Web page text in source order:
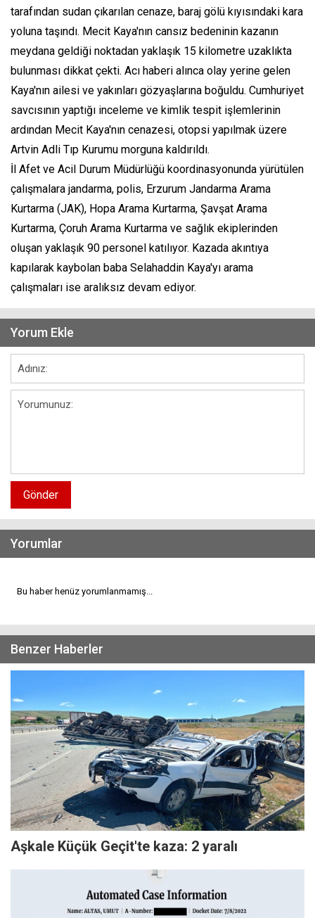
tarafından sudan çıkarılan cenaze, baraj gölü kıyısındaki kara
yoluna taşındı. Mecit Kaya'nın cansız bedeninin kazanın
meydana geldiği noktadan yaklaşık 15 kilometre uzaklıkta
bulunması dikkat çekti. Acı haberi alınca olay yerine gelen
Kaya'nın ailesi ve yakınları gözyaşlarına boğuldu. Cumhuriyet
savcısının yaptığı inceleme ve kimlik tespit işlemlerinin
ardından Mecit Kaya'nın cenazesi, otopsi yapılmak üzere
Artvin Adli Tıp Kurumu morguna kaldırıldı.
İl Afet ve Acil Durum Müdürlüğü koordinasyonunda yürütülen
çalışmalara jandarma, polis, Erzurum Jandarma Arama
Kurtarma (JAK), Hopa Arama Kurtarma, Şavşat Arama
Kurtarma, Çoruh Arama Kurtarma ve sağlık ekiplerinden
oluşan yaklaşık 90 personel katılıyor. Kazada akıntıya
kapılarak kaybolan baba Selahaddin Kaya'yı arama
çalışmaları ise aralıksız devam ediyor.
Yorum Ekle
Gönder
Yorumlar
Bu haber henüz yorumlanmamış...
Benzer Haberler
Aşkale Küçük Geçit'te kaza: 2 yaralı